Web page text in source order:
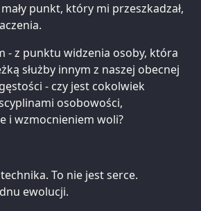
punkt, który mi przeszkadzał,
- z punktu widzenia osoby, która
służby innym z naszej obecnej
- czy jest cokolwiek
osobowości,
i wzmocnieniem woli?
To nie jest serce.
ewolucji.